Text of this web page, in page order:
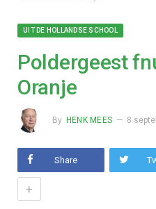
UIT DE HOLLANDSE SCHOOL
Poldergeest
Oranje
By HENK MEES 8
Share
+